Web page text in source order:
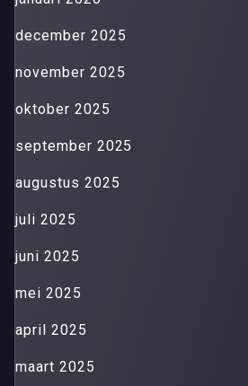
december 2025
november 2025
oktober 2025
september 2025
augustus 2025
juli 2025
juni 2025
mei 2025
april 2025
maart 2025